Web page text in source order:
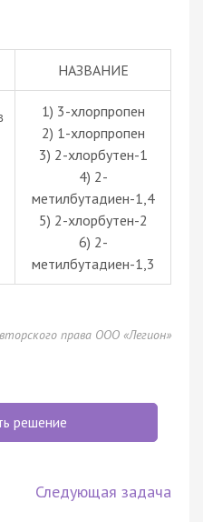
НАЗВАНИЕ
1) 3-хлорпропен
2) 1-хлорпропен
3) 2-хлорбутен-1
4) 2-
метилбутадиен-1,4
5) 2-хлорбутен-2
6) 2-
метилбутадиен-1,3
права ООО «Легион»
решение
Следующая задача